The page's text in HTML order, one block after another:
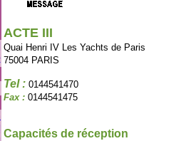
ACTE III
Quai Henri IV Les Yachts de Paris
75004 PARIS
Tel : 0144541470
Fax : 0144541475
Capacités de réception